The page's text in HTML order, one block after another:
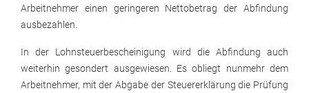
Arbeitnehmer einen geringeren Nettobetrag der Abfindung
ausbezahlen.
In der Lohnsteuerbescheinigung wird die Abfindung auch
weiterhin gesondert ausgewiesen. Es obliegt nunmehr dem
Arbeitnehmer, mit der Abgabe der Steuererklärung die Prüfung